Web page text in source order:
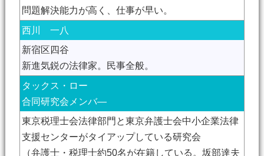
問題解決能力が高く、仕事が早い。
西川 一八
新宿区四谷
新進気鋭の法律家。民事全般。
タックス・ロー
合同研究会メンバ―
東京税理士会法律部門と東京弁護士会中小企業法律
支援センターがタイアップしている研究会
（弁護士・税理士約50名が在籍している。坂部達夫